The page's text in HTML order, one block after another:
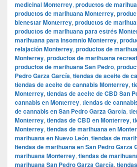
medicinal Monterrey, productos de
productos de marihuana Monterrey,
bienestar Monterrey, productos de
productos de marihuana para estrés
marihuana para insomnio Monterrey,
relajación Monterrey, productos de
Monterrey, productos de marihuana
productos de marihuana San Pedro,
Pedro Garza García, tiendas de aceite de
tiendas de aceite de cannabis Monterrey,
Monterrey, tiendas de aceite de CBD San
cannabis en Monterrey, tiendas de
de cannabis en San Pedro Garza García,
Monterrey, tiendas de CBD en Monterrey,
Monterrey, tiendas de marihuana en
marihuana en Nuevo León, tiendas de
tiendas de marihuana en San Pedro Garza
marihuana Monterrey, tiendas de
marihuana San Pedro Garza García,